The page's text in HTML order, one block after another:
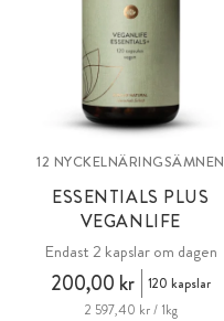
12 NYCKELNÄRINGSÄMNEN
ESSENTIALS PLUS
VEGANLIFE
Endast 2 kapslar om dagen
200,00 kr
120 kapslar
2 597,40 kr / 1kg